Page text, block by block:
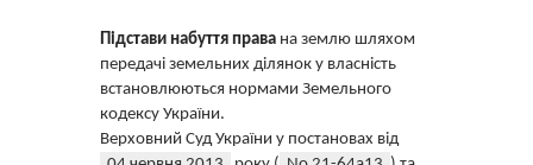
Підстави набуття права на землю шляхом
передачі земельних ділянок у власність
встановлюються нормами Земельного
кодексу України.
Верховний Суд України у постановах від